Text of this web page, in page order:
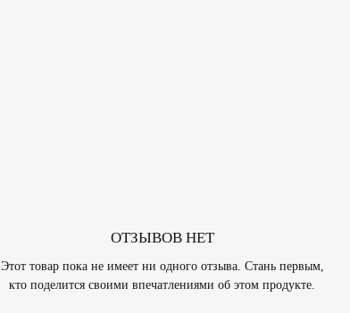
ОТЗЫВОВ НЕТ
Этот товар пока не имеет ни одного отзыва. Стань первым,
кто поделится своими впечатлениями об этом продукте.